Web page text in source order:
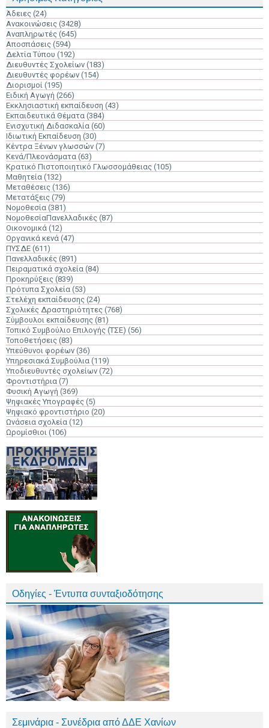
Άδειες (24)
Ανακοινώσεις (3428)
Αναπληρωτές (645)
Αποσπάσεις (594)
Δελτία Τύπου (192)
Διευθυντές Σχολείων (183)
Διευθυντές φορέων (154)
Διορισμοί (195)
Ειδική Αγωγή (266)
Εκκλησιαστική εκπαίδευση (43)
Εκπαιδευτικά Θέματα (384)
Ενισχυτική Διδασκαλία (60)
Ιδιωτική Εκπαίδευση (30)
Κέντρα Ξένων γλωσσών (7)
Κενά/Πλεονάσματα (63)
Κρατικό Πιστοποιητικό Γλωσσομάθειας (105)
Μαθητεία (132)
Μεταθέσεις (136)
Μετατάξεις (79)
Νομοθεσία (381)
ΝομοθεσίαΠανελλαδικές (87)
Οικονομικά (12)
Οργανικά κενά (47)
ΠΥΣΔΕ (611)
Πανελλαδικές (891)
Πειραματικά σχολεία (84)
Προκηρύξεις (839)
Πρότυπα Σχολεία (53)
Στελέχη εκπαίδευσης (24)
Σχολικές Δραστηριότητες (768)
Σύμβουλοι εκπαίδευσης (81)
Τοπικό Συμβούλιο Επιλογής (ΤΣΕ) (56)
Τοποθετήσεις (83)
Υπεύθυνοι φορέων (36)
Υπηρεσιακά Συμβούλια (119)
Υποδιευθυντές σχολείων (72)
Φροντιστήρια (7)
Φυσική Αγωγή (369)
Ψηφιακές Υπογραφές (5)
Ψηφιακό φροντιστήριο (20)
Ωνάσεια σχολεία (12)
Ωρομίσθιοι (106)
Οδηγίες - Έντυπα συνταξιοδότησης
Σεμινάρια - Συνέδρια από ΔΔΕ Χανίων